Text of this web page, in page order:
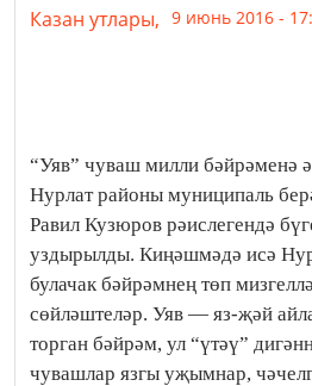
Казан утлары, 9 июнь 2016 -
“Уяв” чуваш милли бәйрәменә
Нурлат районы муниципаль
Равил Кузюров рәислегендә
уздырылды. Киңәшмәдә исә
булачак бәйрәмнең төп
сөйләштеләр. Уяв — яз-җәй
торган бәйрәм, ул “үтәү”
чувашлар язгы уҗымнар,